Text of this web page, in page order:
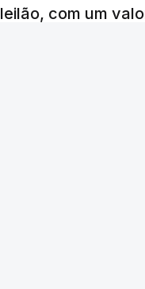
leilão, com um